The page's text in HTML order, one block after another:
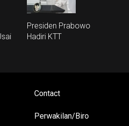
Presiden Prabowo
Hadiri KTT
Contact
Perwakilan/Biro